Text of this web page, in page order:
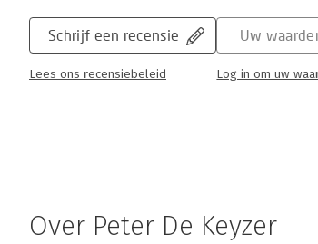
Schrijf een recensie
Lees ons recensiebeleid
Uw
Log in om uw
Over Peter De Keyzer